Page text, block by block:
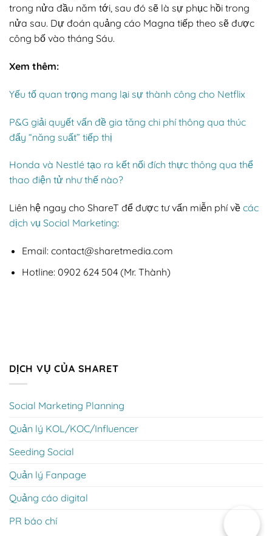
DỊCH VỤ CỦA SHARET
Social Marketing Planning
Quản lý KOL/KOC/Influencer
Seeding Social
Quản lý Fanpage
Quảng cáo digital
PR báo chí
trong nửa đầu năm tới, sau đó sẽ là sự phục hồi trong
nửa sau. Dự đoán quảng cáo Magna tiếp theo sẽ được
công bố vào tháng Sáu.
Xem thêm:
Yếu tố quan trọng mang lại sự thành công cho Netflix
P&G giải quyết vấn đề gia tăng chi phí thông qua thúc
đẩy “năng suất” tiếp thị
Honda và Nestlé tạo ra kết nối đích thực thông qua thể
thao điện tử như thế nào?
Liên hệ ngay cho ShareT để được tư vấn miễn phí về các
dịch vụ Social Marketing:
Email: contact@sharetmedia.com
Hotline: 0902 624 504 (Mr. Thành)